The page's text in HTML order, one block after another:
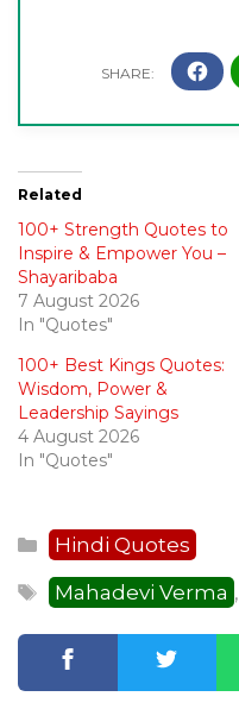
Related
100+ Strength Quotes to
Inspire & Empower You –
Shayaribaba
7 August 2026
In "Quotes"
100+ Best Kings Quotes:
Wisdom, Power &
Leadership Sayings
4 August 2026
In "Quotes"
Categories
Hindi Quotes
Tags
Mahadevi Verma ,